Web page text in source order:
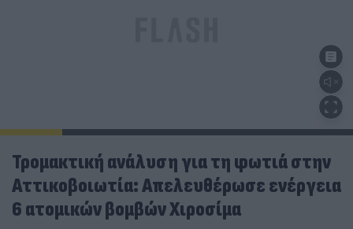
Τρομακτική ανάλυση για τη φωτιά στην
Αττικοβοιωτία: Απελευθέρωσε ενέργεια
6 ατομικών βομβών Χιροσίμα